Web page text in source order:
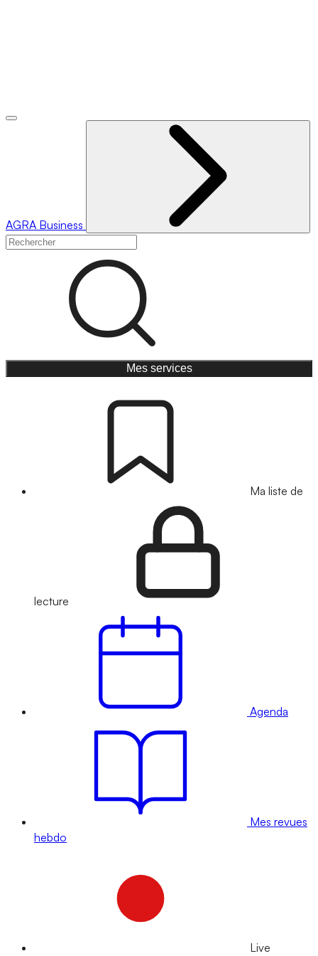
AGRA Business
Mes services
Ma liste de
lecture
Agenda
Mes revues
hebdo
Live